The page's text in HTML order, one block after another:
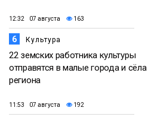
12:32 07 августа 163
6 Культура
22 земских работника культуры
отправятся в малые города и сёла
региона
11:53 07 августа 192